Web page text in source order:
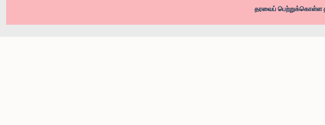
தரவைப் பெற்றுக்கொள்ள